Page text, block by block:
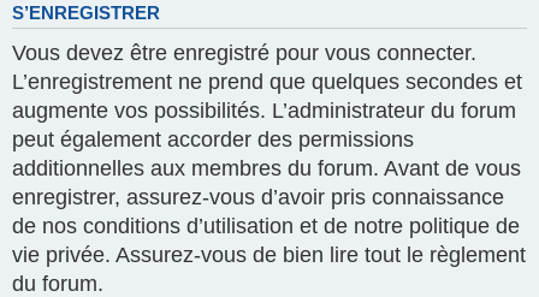
S’ENREGISTRER
Vous devez être enregistré pour vous connecter.
L’enregistrement ne prend que quelques secondes et
augmente vos possibilités. L’administrateur du forum
peut également accorder des permissions
additionnelles aux membres du forum. Avant de vous
enregistrer, assurez-vous d’avoir pris connaissance
de nos conditions d’utilisation et de notre politique de
vie privée. Assurez-vous de bien lire tout le règlement
du forum.